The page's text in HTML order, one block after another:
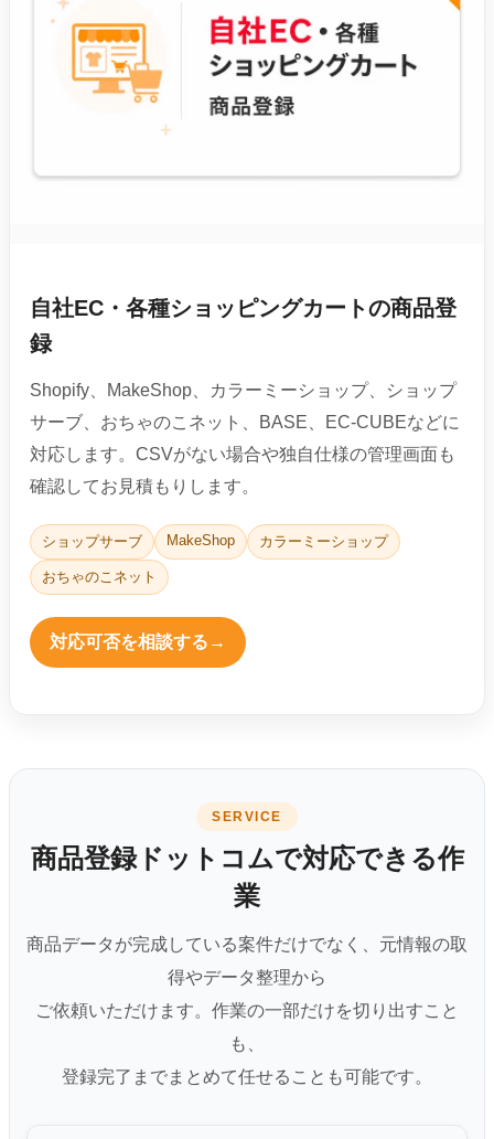
自社EC・各種ショッピングカートの商品登
録
Shopify、MakeShop、カラーミーショップ、ショップ
サーブ、おちゃのこネット、BASE、EC-CUBEなどに
対応します。CSVがない場合や独自仕様の管理画面も
確認してお見積もりします。
ショップサーブ MakeShop カラーミーショップ
おちゃのこネット
対応可否を相談する →
SERVICE
商品登録ドットコムで対応できる作
業
商品データが完成している案件だけでなく、元情報の取
得やデータ整理から
ご依頼いただけます。作業の一部だけを切り出すこと
も、
登録完了までまとめて任せることも可能です。